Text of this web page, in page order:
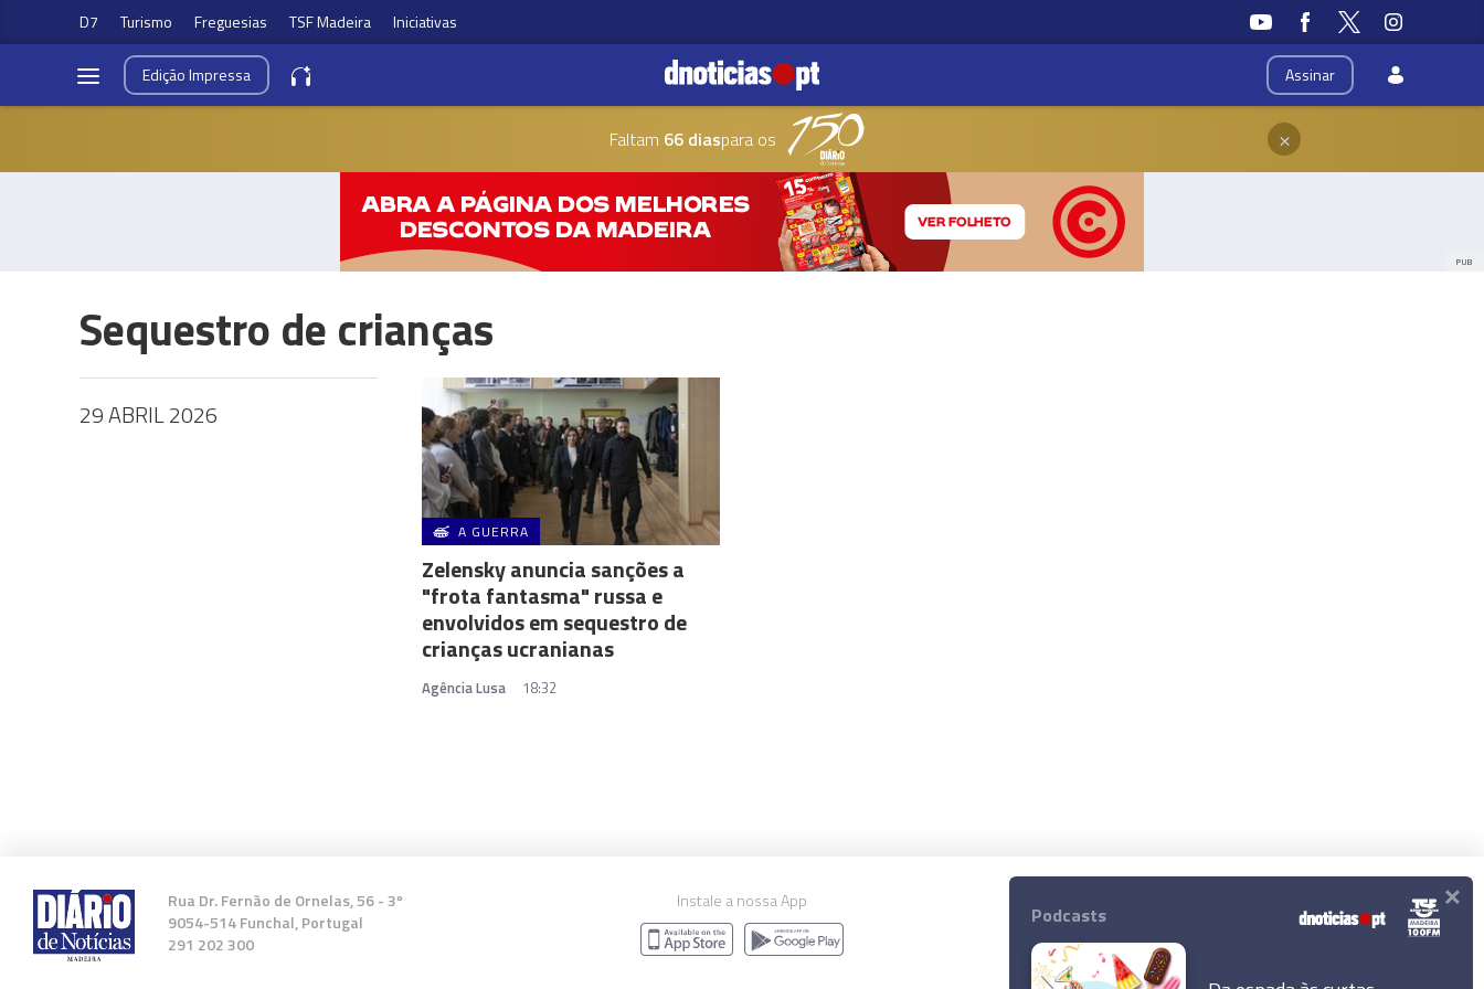
D7 Turismo Freguesias TSF Madeira Iniciativas
Assinar
EdiçãoImpressa
Faltam 66 diaspara os ×
PUB
Sequestro de crianças
29 ABRIL 2026
A GUERRA
Zelensky anuncia sanções a
"frota fantasma" russa e
envolvidos em sequestro de
crianças ucranianas
Agência Lusa 18:32
Rua Dr. Fernão de Ornelas, 56 - 3º
9054-514 Funchal, Portugal
291 202 300
Instale a nossa App
© 2026 Empresa Diário de Notícias, Lda.
Podcasts ×